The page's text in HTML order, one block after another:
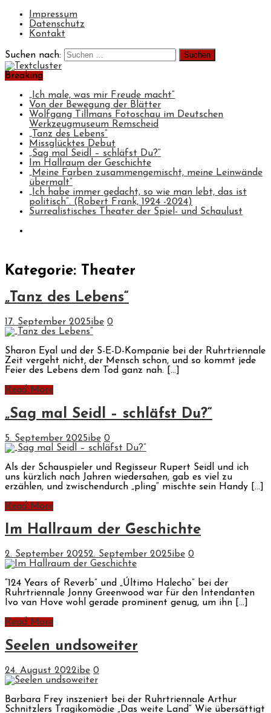
Impressum
Datenschutz
Kontakt
Suchen nach:
Breaking
„Ich male, was mir Freude macht“
Von der Bewegung der Blätter
Wolfgang Tillmans Fotoschau im Deutschen
Werkzeugmuseum Remscheid
„Tanz des Lebens“
Missglücktes Debut
„Sag mal Seidl – schläfst Du?“
Im Hallraum der Geschichte
„Meine Farben zusammengemischt, meine Leinwände
übermalt“
„Ich habe immer gedacht, so wie man lebt, das ist
politisch“. (Robert Frank, 1924 -2024)
Surrealistisches Theater der Spiel- und Schaulust
Kategorie: Theater
„Tanz des Lebens“
17. September 2025ibe 0
Sharon Eyal und der S-E-D-Kompanie bei der Ruhrtriennale
Zeit vergeht nicht, der Mensch schon, und so kommt jede
Feier des Lebens dem Tod ganz nah. […]
Read More
„Sag mal Seidl – schläfst Du?“
5. September 2025ibe 0
Als der Schauspieler und Regisseur Rupert Seidl und ich
uns kürzlich nach Jahren wiedersahen, gab es viel zu
erzählen, und zwischendurch „pling“ mischte sein Handy […]
Read More
Im Hallraum der Geschichte
2. September 20252. September 2025ibe 0
“124 Years of Reverb” und „Último Halecho” bei der
Ruhrtriennale Jonny Greenwood war für den Intendanten
Ivo van Hove wohl gerade prominent genug, um ihn […]
Read More
Seelen undsoweiter
24. August 2022ibe 0
Barbara Frey inszeniert bei der Ruhrtriennale Arthur
Schnitzlers Tragikomödie „Das weite Land“ Wie übersättigt